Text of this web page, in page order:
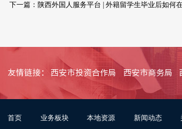
下一篇： 陕西外国人服务平台 | 外籍留学生毕业后如何
友情链接： 西安市投资合作局 西安市商务局
首页 业务板块 本地资源 新闻动态